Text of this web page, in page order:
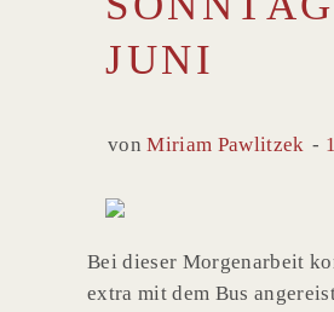
JUNI
vonMiriam Pawlitzek
Bei dieser Morgenarbeit
extra mit dem Bus